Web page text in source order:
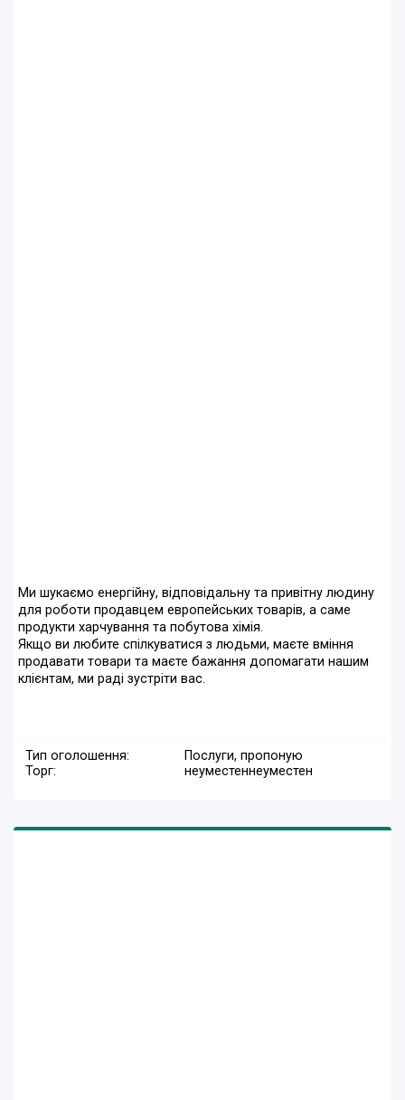
Ми шукаємо енергійну, відповідальну та привітну людину
для роботи продавцем европейських товарів, а саме
продукти харчування та побутова хімія.
Якщо ви любите спілкуватися з людьми, маєте вміння
продавати товари та маєте бажання допомагати нашим
клієнтам, ми раді зустріти вас.
Тип оголошення:
Послуги, пропоную
Торг:
неуместеннеуместен